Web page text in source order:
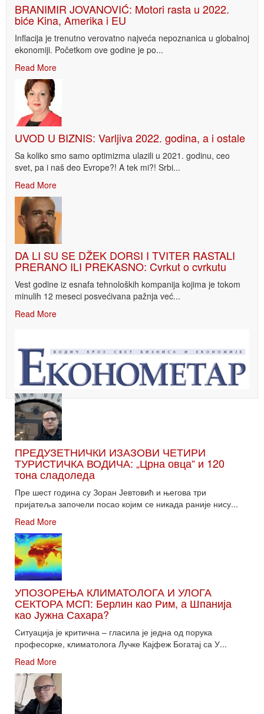
BRANIMIR JOVANOVIĆ: Motori rasta u 2022.
biće Kina, Amerika i EU
Inflacija je trenutno verovatno najveća nepoznanica u globalnoj
ekonomiji. Početkom ove godine je po...
Read More
UVOD U BIZNIS: Varljiva 2022. godina, a i ostale
Sa koliko smo samo optimizma ulazili u 2021. godinu, ceo
svet, pa i naš deo Evrope?! A tek mi?! Srbi...
Read More
DA LI SU SE DŽEK DORSI I TVITER RASTALI
PRERANO ILI PREKASNO: Cvrkut o cvrkutu
Vest godine iz esnafa tehnoloških kompanija kojima je tokom
minulih 12 meseci posvećivana pažnja već...
Read More
ПРЕДУЗЕТНИЧКИ ИЗАЗОВИ ЧЕТИРИ
ТУРИСТИЧКА ВОДИЧА: „Црна овца“ и 120
тона сладоледа
Пре шест година су Зоран Јевтовић и његова три
пријатеља започели посао којим се никада раније нису...
Read More
УПОЗОРЕЊА КЛИМАТОЛОГА И УЛОГА
СЕКТОРА МСП: Берлин као Рим, а Шпанија
као Јужна Сахара?
Ситуација је критична – гласила је једна од порука
професорке, климатолога Лучке Кајфеж Богатај са У...
Read More